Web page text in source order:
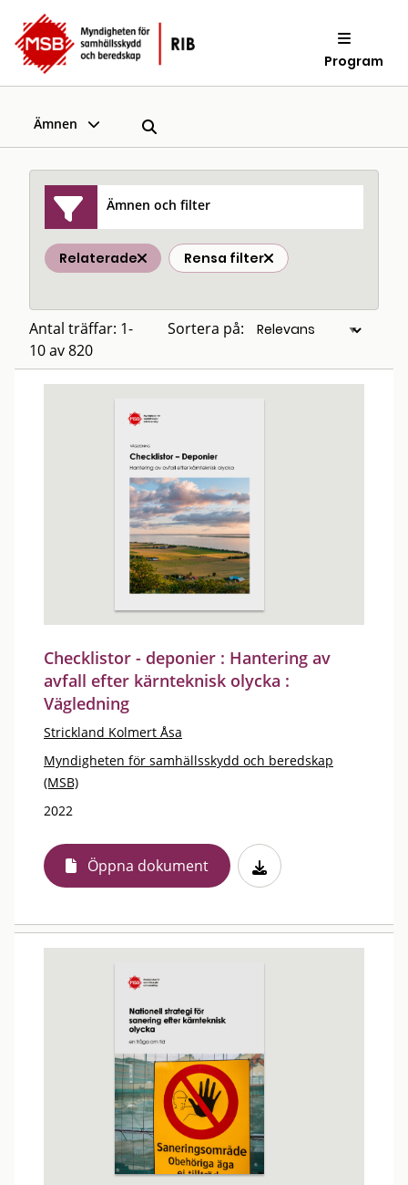
Program
Ämnen
Ämnen och filter
Relaterade Rensa filter
Antal träffar: 1-
10 av 820
Sortera på:
Checklistor - deponier : Hantering av
avfall efter kärnteknisk olycka :
Vägledning
Strickland Kolmert Åsa
Myndigheten för samhällsskydd och beredskap
(MSB)
2022
Öppna dokument